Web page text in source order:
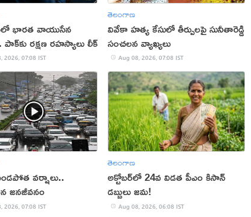
భారత వాయుసేన
రక్షణ రహస్యాలు లీక్
2026, 07:08 IST
తెలంగాణ
వివేకా హత్య కేసులో తీర్పులపై సునీతారెడ్డి
సంచలన వ్యాఖ్యలు
Aug 08, 2026, 07:08 IST
వర్షాలు..
జనజీవనం
2026, 07:08 IST
తెలంగాణ
అక్టోబర్‌లో 24వ విడత పీఎం కిసాన్
డబ్బులు జమ!
Aug 08, 2026, 06:08 IST